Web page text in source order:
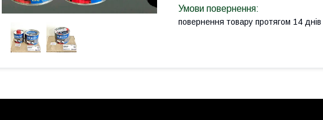
повернення товару протягом 14 днів